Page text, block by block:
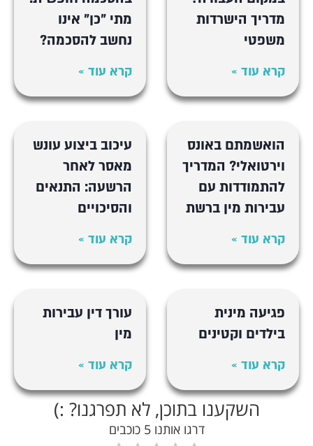
מדריך הישרדות
משפטי
קרא עוד »
מתי "כן" אינו
נחשב להסכמה?
קרא עוד »
הואשמתם באונס
וירטואלי? המדריך
להתמודדות עם
עבירות מין ברשת
קרא עוד »
עיכוב ביצוע עונש
מאסר לאחר
הרשעה: התנאים
והסיכויים
קרא עוד »
פגיעה מינית
בילדים וקטינים
קרא עוד »
עורך דין עבירות
מין
קרא עוד »
השקענו בתוכן, לא תפרגנו? :)
דרגו אותנו 5 כוכבים